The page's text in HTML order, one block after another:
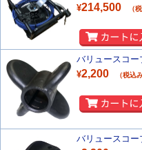
¥214,500 （
バリュースコ
¥2,200 （税込
バリュースコ